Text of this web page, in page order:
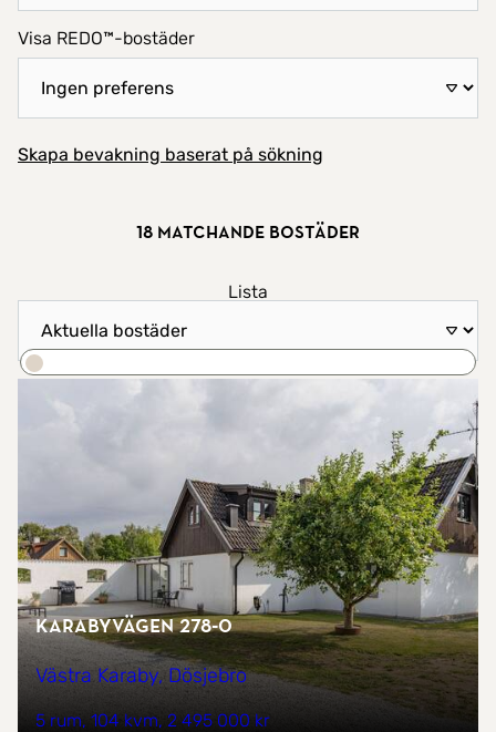
Visa REDO™-bostäder
Skapa bevakning baserat på sökning
Lista
18 matchande bostäder
Sortera efter
Karabyvägen 278-0
Västra Karaby, Dösjebro
5 rum 104 kvm 2 495 000 kr